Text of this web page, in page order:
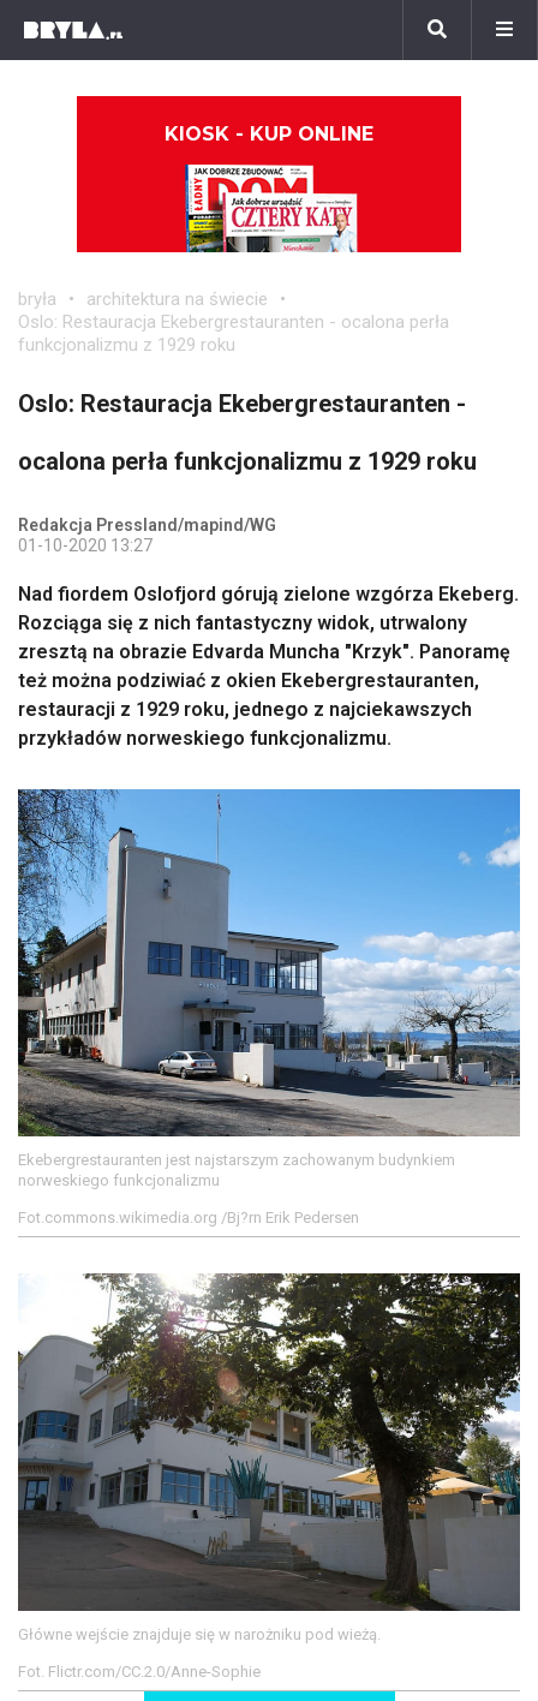
KIOSK - KUP ONLINE
bryła
architektura na świecie
Oslo: Restauracja Ekebergrestauranten - ocalona perła
funkcjonalizmu z 1929 roku
Oslo: Restauracja Ekebergrestauranten -
ocalona perła funkcjonalizmu z 1929 roku
Redakcja Pressland/mapind/WG
01-10-2020 13:27
Nad fiordem Oslofjord górują zielone wzgórza Ekeberg.
Rozciąga się z nich fantastyczny widok, utrwalony
zresztą na obrazie Edvarda Muncha "Krzyk". Panoramę
też można podziwiać z okien Ekebergrestauranten,
restauracji z 1929 roku, jednego z najciekawszych
przykładów norweskiego funkcjonalizmu.
Ekebergrestauranten jest najstarszym zachowanym budynkiem
norweskiego funkcjonalizmu
Fot.commons.wikimedia.org /Bj?rn Erik Pedersen
Główne wejście znajduje się w narożniku pod wieżą.
Fot. Flictr.com/CC.2.0/Anne-Sophie